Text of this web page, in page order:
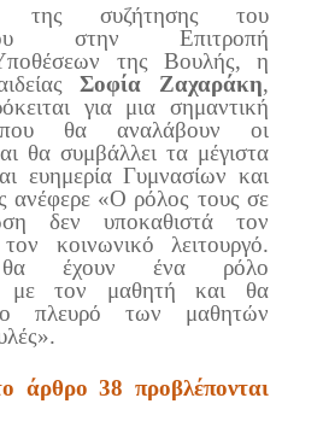
της συζήτησης του
στην Επιτροπή
της Βουλής, η
Σοφία Ζαχαράκη,
για μια σημαντική
που θα αναλάβουν οι
θα συμβάλλει τα μέγιστα
ευημερία Γυμνασίων και
«Ο ρόλος τους σε
δεν υποκαθιστά τον
κοινωνικό λειτουργό.
θα έχουν ένα ρόλο
με τον μαθητή και θα
πλευρό των μαθητών
άρθρο 38 προβλέπονται